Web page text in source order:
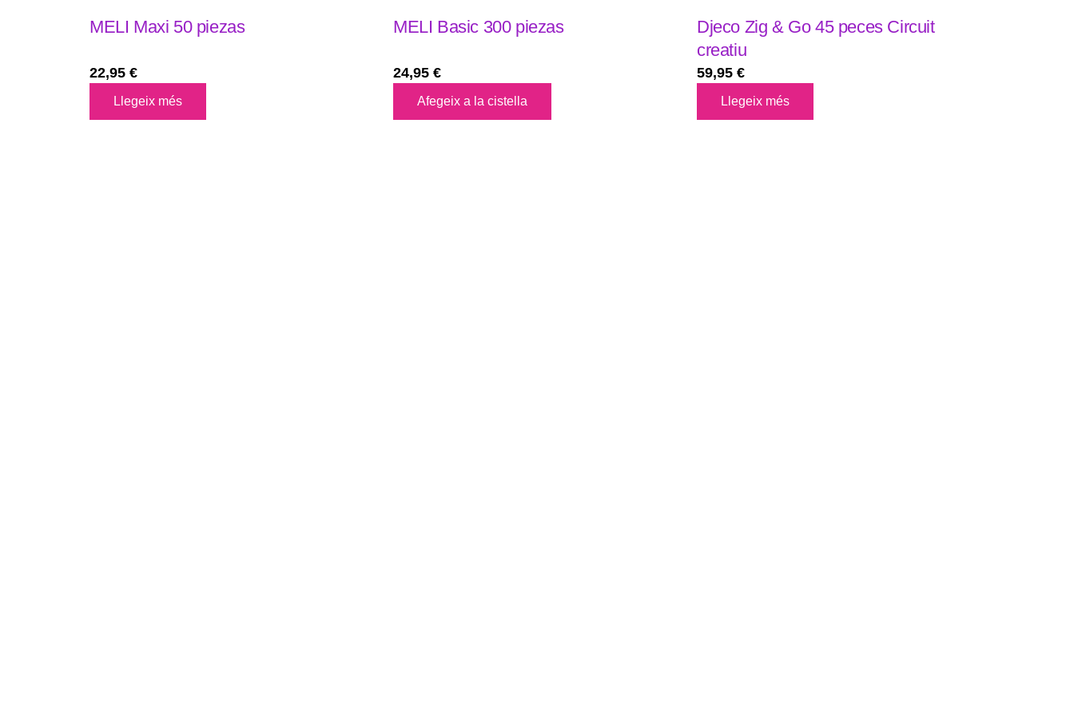
MELI Maxi 50 piezas
22,95 €
Llegeix més
MELI Basic 300 piezas
24,95 €
Afegeix a la cistella
Djeco Zig & Go 45 peces Circuit
creatiu
59,95 €
Llegeix més